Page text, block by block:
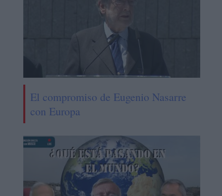
El compromiso de Eugenio Nasarre
con Europa